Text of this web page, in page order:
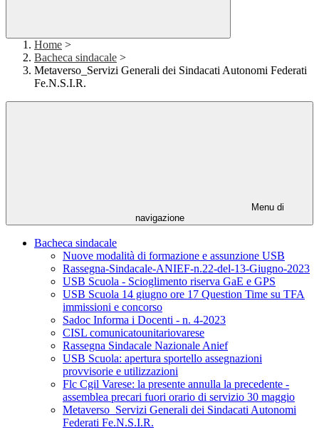
Home >
Bacheca sindacale >
Metaverso_Servizi Generali dei Sindacati Autonomi Federati
Fe.N.S.I.R.
Menu di
navigazione
Bacheca sindacale
Nuove modalità di formazione e assunzione USB
Rassegna-Sindacale-ANIEF-n.22-del-13-Giugno-2023
USB Scuola - Scioglimento riserva GaE e GPS
USB Scuola 14 giugno ore 17 Question Time su TFA
immissioni e concorso
Sadoc Informa i Docenti - n. 4-2023
CISL comunicatounitariovarese
Rassegna Sindacale Nazionale Anief
USB Scuola: apertura sportello assegnazioni
provvisorie e utilizzazioni
Flc Cgil Varese: la presente annulla la precedente -
assemblea precari fuori orario di servizio 30 maggio
Metaverso_Servizi Generali dei Sindacati Autonomi
Federati Fe.N.S.I.R.